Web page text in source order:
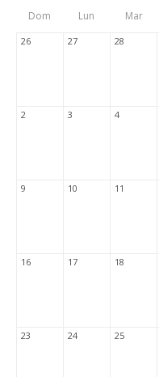
Tabs
Dom Lun Mar
26 27 28
2 3 4
9 10 11
16 17 18
23 24 25